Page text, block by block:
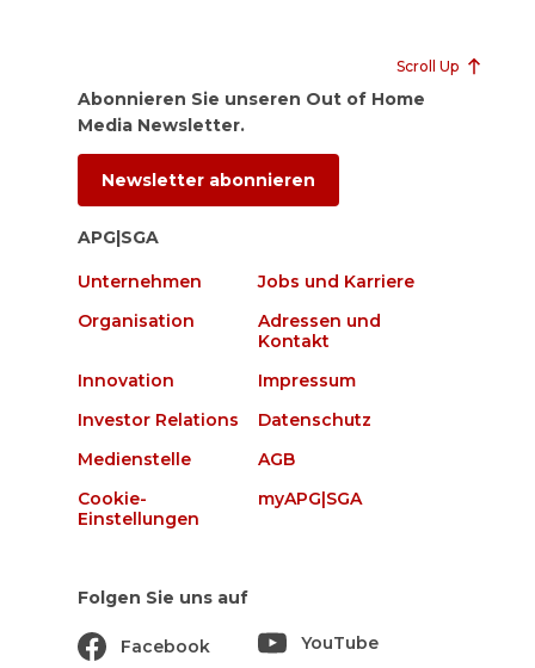
Scroll Up
Abonnieren Sie unseren Out of Home
Media Newsletter.
Newsletter abonnieren
APG|SGA
Unternehmen
Jobs und Karriere
Organisation
Adressen und
Kontakt
Innovation
Impressum
Investor Relations
Datenschutz
Medienstelle
AGB
Cookie-
Einstellungen
myAPG|SGA
Folgen Sie uns auf
Facebook YouTube